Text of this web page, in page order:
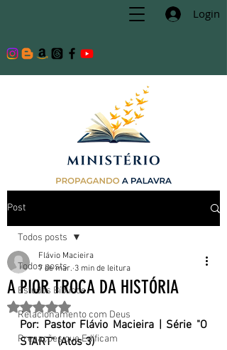
Login
Post
Todos posts
Estudos Bíblicos
Relacionamento com Deus
Pregações que Edificam
Todos posts
A PIOR TROCA DA HISTÓRIA
Flávio Macieira
7 de mar. 3 min de leitura
Avaliado com NaN de 5 estrelas.
Por: Pastor Flávio Macieira | Série "O
START" (Atos 3)